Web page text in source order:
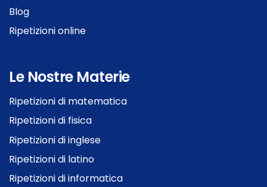
Blog
Ripetizioni online
Le Nostre Materie
Ripetizioni di matematica
Ripetizioni di fisica
Ripetizioni di inglese
Ripetizioni di latino
Ripetizioni di informatica